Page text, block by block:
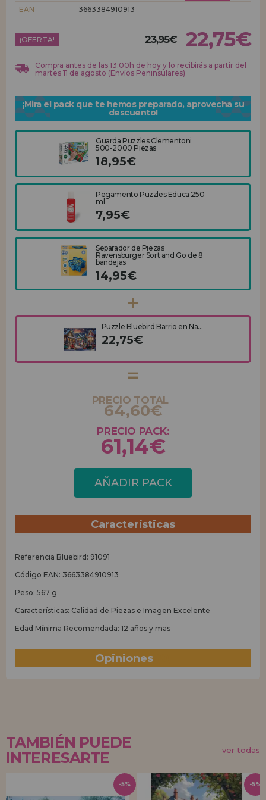
EAN
3663384910913
¡OFERTA! 23,95€ 22,75€
Compra antes de las 13:00h de hoy y lo recibirás a partir del
martes 11 de agosto (Envíos Peninsulares)
¡Mira el pack que te hemos preparado, aprovecha su
descuento!
Guarda Puzzles Clementoni
500-2000 Piezas
18,95€
Pegamento Puzzles Educa 250
ml
7,95€
Separador de Piezas
Ravensburger Sort and Go de 8
bandejas
14,95€
Puzzle Bluebird Barrio en Na...
22,75€
PRECIO TOTAL
64,60€
PRECIO PACK:
61,14€
AÑADIR PACK
Características
Referencia Bluebird: 91091
Código EAN: 3663384910913
Peso: 567 g
Características: Calidad de Piezas e Imagen Excelente
Edad Mínima Recomendada: 12 años y mas
Opiniones
TAMBIÉN PUEDE
INTERESARTE
ver todas
-5% -5%